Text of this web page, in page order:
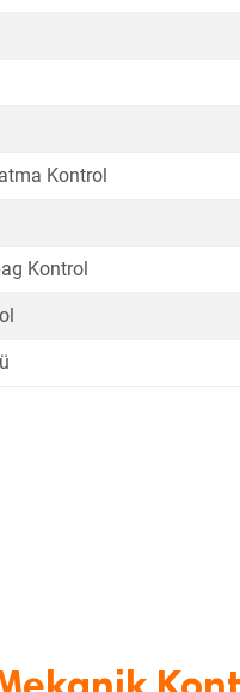
Kontrol
Kontrol